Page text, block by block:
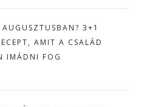
3+1
AMIT A CSALÁD
IMÁDNI FOG